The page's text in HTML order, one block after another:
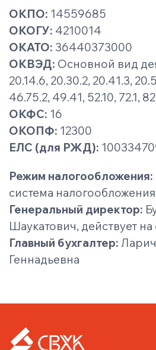
ОКПО: 14559685
ОКОГУ: 4210014
ОКАТО: 36440373000
ОКВЭД: Основной вид
20.14.6, 20.30.2, 20.41.3,
46.75.2, 49.41, 52.10, 72.1,
ОКФС: 16
ОКОПФ: 12300
ЕЛС (для РЖД):
Режим налогообложения:
система налогообложения
Генеральный директор:
Шаукатович, действует
Главный бухгалтер:
Геннадьевна